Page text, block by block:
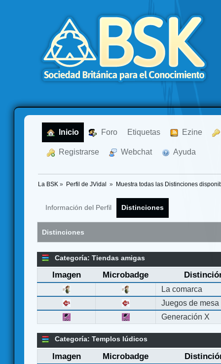
Inicio Foro Etiquetas Ezine
Registrarse Webchat Ayuda
La BSK » Perfil de JVidal » Muestra todas las Distinciones
Información del Perfil Distinciones
Distinciones
Categoría: Tiendas amigas
Imagen Microbadge
La comarca
Juegos de mesa
Generación X
Categoría: Templos lúdicos
Imagen Microbadge